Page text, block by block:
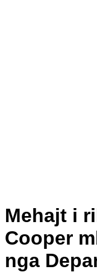
Mehajt i
Cooper
nga